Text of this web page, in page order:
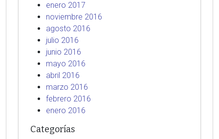
enero 2017
noviembre 2016
agosto 2016
julio 2016
junio 2016
mayo 2016
abril 2016
marzo 2016
febrero 2016
enero 2016
Categorías